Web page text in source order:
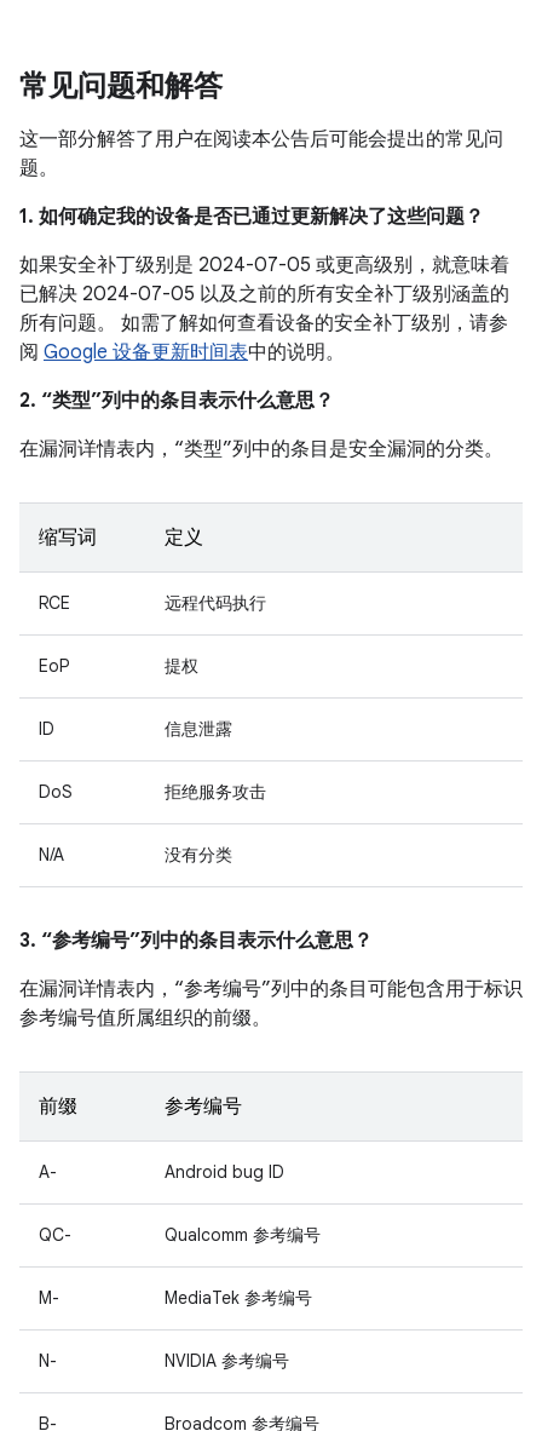
常见问题和解答
这一部分解答了用户在阅读本公告后可能会提出的常见问
题。
1. 如何确定我的设备是否已通过更新解决了这些问题？
如果安全补丁级别是 2024-07-05 或更高级别，就意味着
已解决 2024-07-05 以及之前的所有安全补丁级别涵盖的
所有问题。 如需了解如何查看设备的安全补丁级别，请参
阅 Google 设备更新时间表中的说明。
2. “类型”列中的条目表示什么意思？
在漏洞详情表内，“类型”列中的条目是安全漏洞的分类。
缩写词 定义
RCE 远程代码执行
EoP 提权
ID 信息泄露
DoS 拒绝服务攻击
N/A 没有分类
3. “参考编号”列中的条目表示什么意思？
在漏洞详情表内，“参考编号”列中的条目可能包含用于标识
参考编号值所属组织的前缀。
前缀 参考编号
A- Android bug ID
QC- Qualcomm 参考编号
M- MediaTek 参考编号
N- NVIDIA 参考编号
B- Broadcom 参考编号